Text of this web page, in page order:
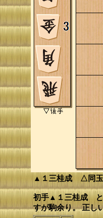
▲１三桂成 △同
初手▲１三桂成 と
すが駒余り。 正